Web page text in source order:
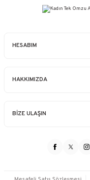
HESABIM
HAKKIMIZDA
BİZE ULAŞIN